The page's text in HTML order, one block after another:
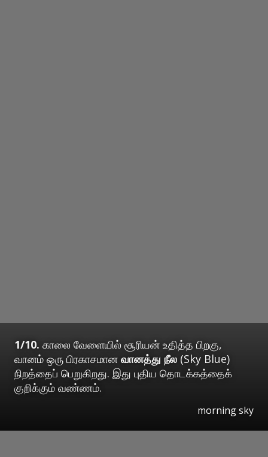
1/10. காலை வேளையில் சூரியன் உதித்த பிறகு,
வானம் ஒரு பிரகாசமான வானத்து நீல (Sky Blue)
நிறத்தைப் பெறுகிறது. இது புதிய தொடக்கத்தைக்
குறிக்கும் வண்ணம்.
morning sky